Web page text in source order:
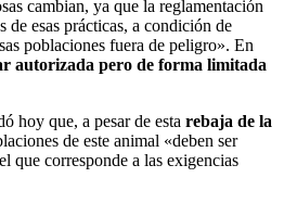
cambian, ya que la reglamentación
de esas prácticas, a condición de
poblaciones fuera de peligro». En
autorizada pero de forma limitada
hoy que, a pesar de esta rebaja de la
de este animal «deben ser
que corresponde a las exigencias